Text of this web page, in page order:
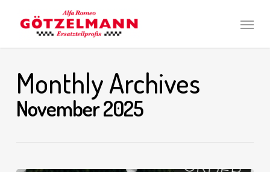
Menu
Monthly Archives
November 2025